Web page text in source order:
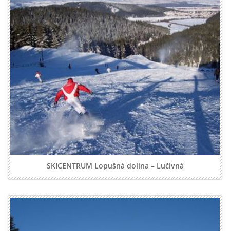
SKICENTRUM Lopušná dolina – Lučivná